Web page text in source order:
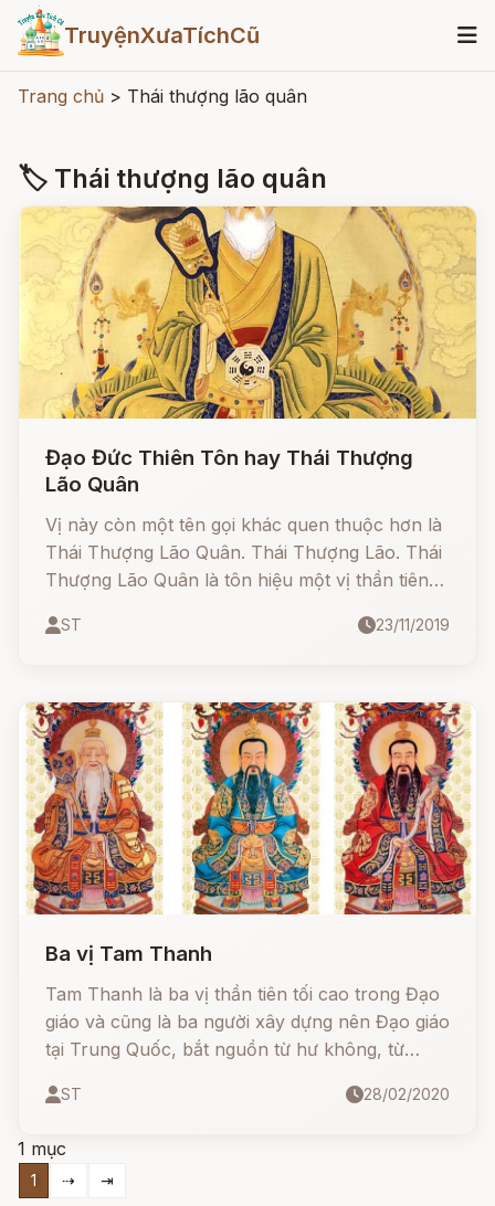
TruyệnXưaTíchCũ
Trang chủ > Thái thượng lão quân
🏷 Thái thượng lão quân
Đạo Đức Thiên Tôn hay Thái Thượng
Lão Quân
Vị này còn một tên gọi khác quen thuộc hơn là
Thái Thượng Lão Quân. Thái Thượng Lão. Thái
Thượng Lão Quân là tôn hiệu một vị thần tiên
ST 23/11/2019
Ba vị Tam Thanh
Tam Thanh là ba vị thần tiên tối cao trong Đạo
giáo và cũng là ba người xây dựng nên Đạo giáo
tại Trung Quốc, bắt nguồn từ hư không, từ
ST 28/02/2020
1 mục
1 ⇢ ⇥